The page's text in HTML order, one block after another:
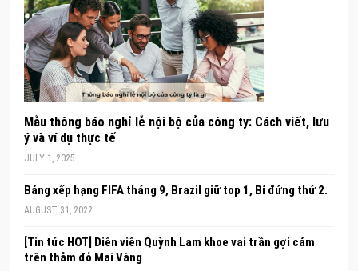
Mẫu thông báo nghỉ lễ nội bộ của công ty: Cách viết, lưu
ý và ví dụ thực tế
JULY 1, 2025
Bảng xếp hạng FIFA tháng 9, Brazil giữ top 1, Bỉ đứng thứ 2.
AUGUST 31, 2022
[Tin tức HOT] Diễn viên Quỳnh Lam khoe vai trần gợi cảm
trên thảm đỏ Mai Vàng